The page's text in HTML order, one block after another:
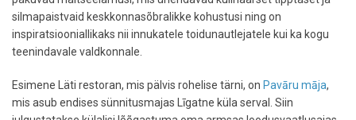
silmapaistvaid keskkonnasõbralikke kohustusi ning on
inspiratsiooniallikaks nii innukatele toidunautlejatele kui ka kogu
teenindavale valdkonnale.
Esimene Läti restoran, mis pälvis rohelise tärni, on Pavāru māja,
mis asub endises sünnitusmajas Līgatne küla serval. Siin